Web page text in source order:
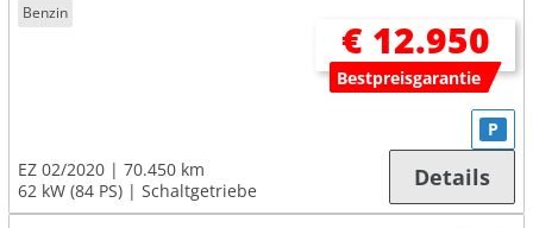
Benzin
€ 12.950
Bestpreisgarantie
EZ 02/2020
70.450 km
62 kW (84 PS)
Schaltgetriebe
P
Details